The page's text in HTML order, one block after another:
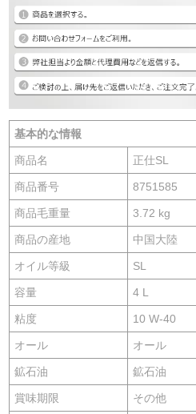
基本的な情報
商品名 正仕SL
商品番号 8751585
商品毛重量 3.72 kg
商品の産地 中国大陸
オイル等級 SL
容量 4 L
粘度 10 W-40
オール オール
鉱石油 鉱石油
賞味期限 その他